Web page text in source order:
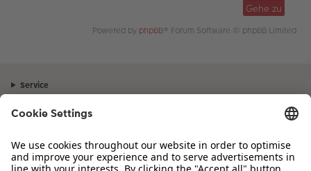
Gehe zu
Powered by phpBB® Forum Software © phpBB Limited
Service
Sortiment